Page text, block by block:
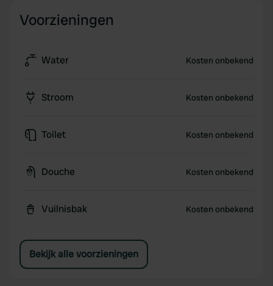
Voorzieningen
Water Kosten onbekend
Stroom Kosten onbekend
Toilet Kosten onbekend
Douche Kosten onbekend
Vuilnisbak Kosten onbekend
Bekijk alle voorzieningen